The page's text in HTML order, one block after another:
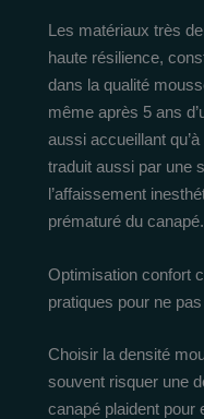
Les matériaux très
haute résilience,
dans la qualité
même après 5 ans
aussi accueillant
traduit aussi par une
l’affaissement
prématuré du canapé.
Optimisation confort
pratiques pour ne
Choisir la densité
souvent risquer une
canapé plaident